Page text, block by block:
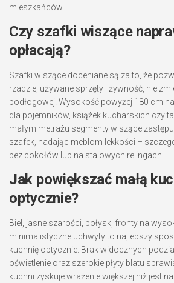
mieszkańców.
Czy szafki wiszące
opłacają?
Szafki wiszące doceniane są za to, że
rzadziej używane sprzęty i żywność, nie
podłogowej. Wysokość powyżej 180 cm
dla pojemników, książek kucharskich czy
małym metrażu segmenty wiszące
szafek, nadając meblom lekkości –
bez cokołów lub na stalowych relingach.
Jak powiększać małą
optycznie?
Biel, jasne szarości, połysk, fronty na
minimalistyczne uchwyty to najlepszy
kuchnię optycznie. Brak widocznych
oświetlenie oraz szerokie płyty blatu
kuchni zyskuje wrażenie większej niż jest